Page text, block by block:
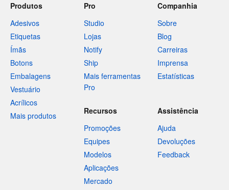
Produtos
Adesivos
Etiquetas
Ímãs
Botons
Embalagens
Vestuário
Acrílicos
Mais produtos
Pro
Studio
Lojas
Notify
Ship
Mais ferramentas
Pro
Companhia
Sobre
Blog
Carreiras
Imprensa
Estatísticas
Recursos
Promoções
Equipes
Modelos
Aplicações
Mercado
Assistência
Ajuda
Devoluções
Feedback